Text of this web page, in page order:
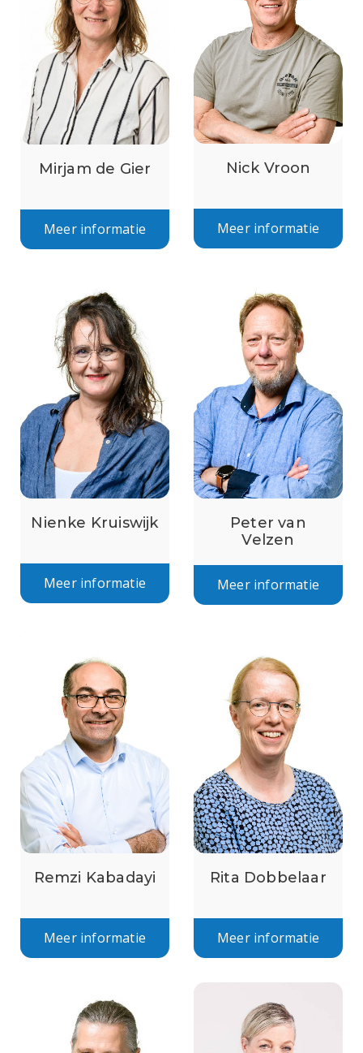
Mirjam de Gier
Meer informatie
Nick Vroon
Meer informatie
Nienke Kruiswijk
Meer informatie
Peter van
Velzen
Meer informatie
Remzi Kabadayi
Meer informatie
Rita Dobbelaar
Meer informatie